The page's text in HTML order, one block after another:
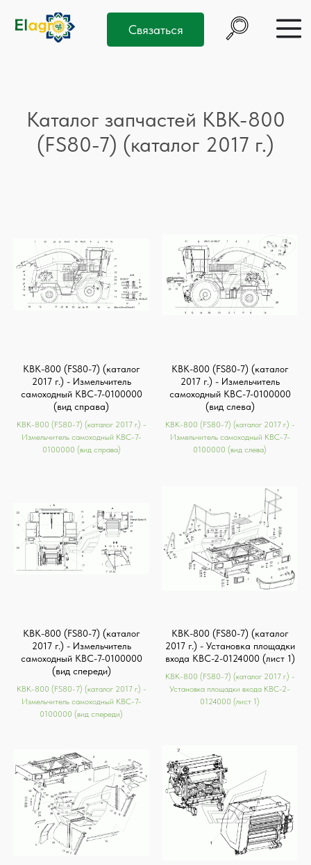
Каталог запчастей КВК-800
(FS80-7) (каталог 2017 г.)
КВК-800 (FS80-7) (каталог
2017 г.) - Измельчитель
самоходный КВС-7-0100000
(вид справа)
КВК-800 (FS80-7) (каталог 2017 г.) -
Измельчитель самоходный КВС-7-
0100000 (вид справа)
КВК-800 (FS80-7) (каталог
2017 г.) - Измельчитель
самоходный КВС-7-0100000
(вид слева)
КВК-800 (FS80-7) (каталог 2017 г.) -
Измельчитель самоходный КВС-7-
0100000 (вид слева)
КВК-800 (FS80-7) (каталог
2017 г.) - Измельчитель
самоходный КВС-7-0100000
(вид спереди)
КВК-800 (FS80-7) (каталог 2017 г.) -
Измельчитель самоходный КВС-7-
0100000 (вид спереди)
КВК-800 (FS80-7) (каталог
2017 г.) - Установка площадки
входа КВС-2-0124000 (лист 1)
КВК-800 (FS80-7) (каталог 2017 г.) -
Установка площадки входа КВС-2-
0124000 (лист 1)